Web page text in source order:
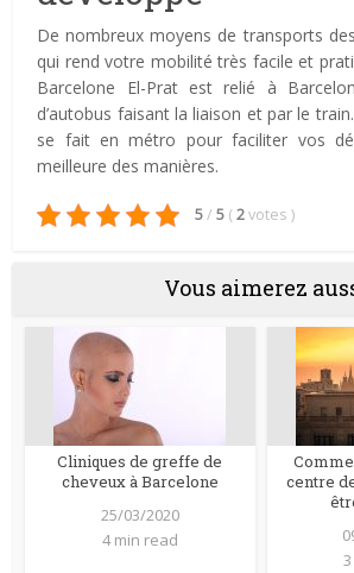
De nombreux moyens de transports
qui rend votre mobilité très facile et
Barcelone El-Prat est relié à
d’autobus faisant la liaison et par le
se fait en métro pour faciliter vos
meilleure des manières.
5/ 5 (2votes )
Vous aimerez
Cliniques de greffe de
cheveux à Barcelone
25/03/2020
4 min read
centre